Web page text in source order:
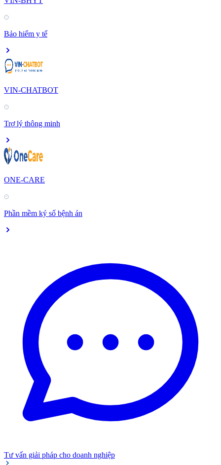
Bảo hiểm y tế
VIN-CHATBOT
Trợ lý thông minh
ONE-CARE
Phần mềm ký số bệnh án
Tư vấn giải pháp cho doanh nghiệp